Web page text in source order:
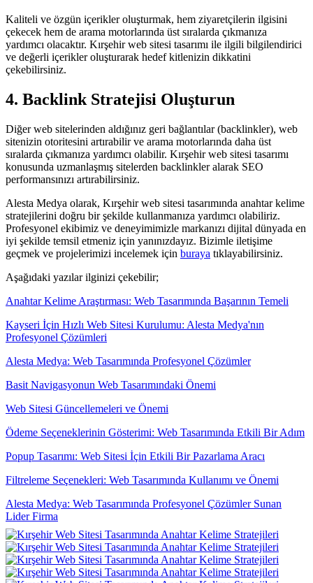
Kaliteli ve özgün içerikler oluşturmak, hem ziyaretçilerin ilgisini
çekecek hem de arama motorlarında üst sıralarda çıkmanıza
yardımcı olacaktır. Kırşehir web sitesi tasarımı ile ilgili bilgilendirici
ve değerli içerikler oluşturarak hedef kitlenizin dikkatini
çekebilirsiniz.
4. Backlink Stratejisi Oluşturun
Diğer web sitelerinden aldığınız geri bağlantılar (backlinkler), web
sitenizin otoritesini artırabilir ve arama motorlarında daha üst
sıralarda çıkmanıza yardımcı olabilir. Kırşehir web sitesi tasarımı
konusunda uzmanlaşmış sitelerden backlinkler alarak SEO
performansınızı artırabilirsiniz.
Alesta Medya olarak, Kırşehir web sitesi tasarımında anahtar kelime
stratejilerini doğru bir şekilde kullanmanıza yardımcı olabiliriz.
Profesyonel ekibimiz ve deneyimimizle markanızı dijital dünyada en
iyi şekilde temsil etmeniz için yanınızdayız. Bizimle iletişime
geçmek ve projelerimizi incelemek için buraya tıklayabilirsiniz.
Aşağıdaki yazılar ilginizi çekebilir;
Anahtar Kelime Araştırması: Web Tasarımında Başarının Temeli
Kayseri İçin Hızlı Web Sitesi Kurulumu: Alesta Medya'nın
Profesyonel Çözümleri
Alesta Medya: Web Tasarımında Profesyonel Çözümler
Basit Navigasyonun Web Tasarımındaki Önemi
Web Sitesi Güncellemeleri ve Önemi
Ödeme Seçeneklerinin Gösterimi: Web Tasarımında Etkili Bir Adım
Popup Tasarımı: Web Sitesi İçin Etkili Bir Pazarlama Aracı
Filtreleme Seçenekleri: Web Tasarımında Kullanımı ve Önemi
Alesta Medya: Web Tasarımında Profesyonel Çözümler Sunan
Lider Firma
Kayseri'de Hızlı Web Sitesi Kurulumu: Alesta Medya İle
Profesyonel Çözümler
SEO Uyumlu Web Tasarımında Dikkat Edilmesi Gerekenler